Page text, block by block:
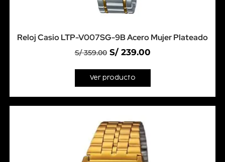
Reloj Casio LTP-V007SG-9B Acero Mujer Plateado
S/359.00 S/239.00
Ver producto